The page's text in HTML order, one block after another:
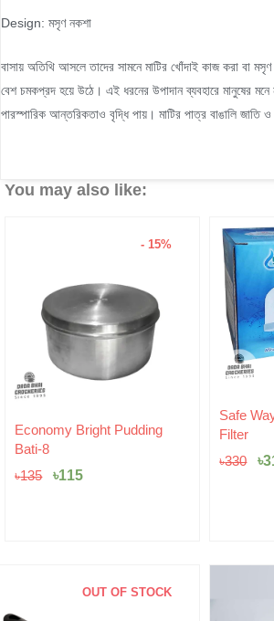
Design: মসৃণ নকশা
বাসায় অতিথি আসলে তাদের সামনে মাটির খোঁদাই কাজ করা বা মসৃণ
বেশ চমকপ্রদ হয়ে উঠে। এই ধরনের উপাদান ব্যবহারে মানুষের
পারস্পারিক আন্তরিকতাও বৃদ্ধি পায়। মাটির পাত্র বাঙালি জাতি ও
You may also like:
- 15%
Economy Bright Pudding
Bati-8
৳135
Original
price
৳135.
৳115
Current
price
Safe
Filter
৳330 ৳
OUT OF STOCK